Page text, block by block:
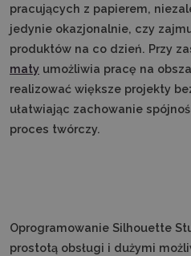
pracujących z papierem,
jedynie okazjonalnie, czy
produktów na co dzień. Przy
maty umożliwia pracę na
realizować większe projekty
ułatwiając zachowanie
proces twórczy.
Oprogramowanie Silhouette
prostotą obsługi i dużymi